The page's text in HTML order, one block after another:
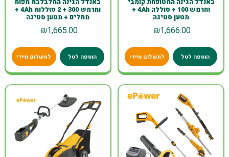
באנדל הגינה המטופחת קומבי
וחרמש 100 + סוללה 4Ah +
מטען סטיגה
₪1,666.00
הוספה לסל לתשלום מיידי
באנדל הגינה המלבלבת מפוח
וחרמש 300 + 2 סוללות 4Ah +
מתלים + מטען סטיגה
₪1,665.00
הוספה לסל לתשלום מיידי